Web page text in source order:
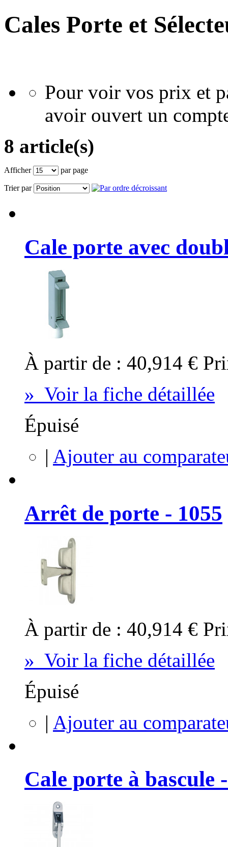
Cales Porte et
Pour voir vos prix et
avoir ouvert un
8 article(s)
Afficher par page
Trier par
Cale porte avec
À partir de : 40,914 €
» Voir la fiche détaillée
Épuisé
| Ajouter au
Arrêt de porte - 1055
À partir de : 40,914 €
» Voir la fiche détaillée
Épuisé
| Ajouter au
Cale porte à bascule